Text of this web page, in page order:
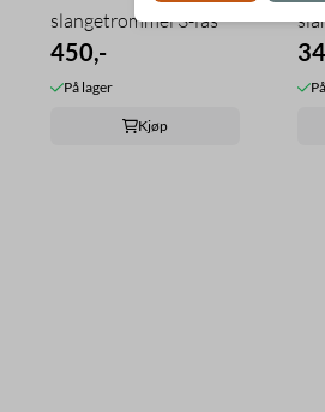
slangetrommel 3-fas
450,-
På lager
Kjøp